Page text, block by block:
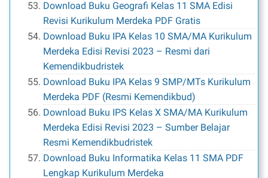
Download Buku Geografi Kelas 11 SMA Edisi
Revisi Kurikulum Merdeka PDF Gratis
Download Buku IPA Kelas 10 SMA/MA Kurikulum
Merdeka Edisi Revisi 2023 – Resmi dari
Kemendikbudristek
Download Buku IPA Kelas 9 SMP/MTs Kurikulum
Merdeka PDF (Resmi Kemendikbud)
Download Buku IPS Kelas X SMA/MA Kurikulum
Merdeka Edisi Revisi 2023 – Sumber Belajar
Resmi Kemendikbudristek
Download Buku Informatika Kelas 11 SMA PDF
Lengkap Kurikulum Merdeka